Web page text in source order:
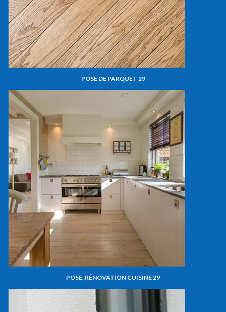
POSE DE PARQUET 29
POSE, RÉNOVATION CUISINE 29